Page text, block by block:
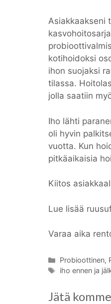
Asiakkaakseni
kotihoidoksi
ihon suojaksi
tilassa.
jolla saatiin
Iho lähti
oli hyvin
vuotta. Kun
pitkäaikaisia
Kiitos
Lue lisää
Varaa aika
Kategoriat
Probioottinen,
Avainsanat
iho ennen ja
Jätä